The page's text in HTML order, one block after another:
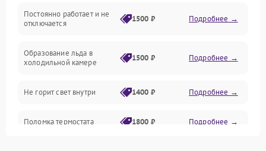
Постоянно работает и не
отключается
1500 ₽ Подробнее →
Образование льда в
холодильной камере
1500 ₽ Подробнее →
Не горит свет внутри 1400 ₽ Подробнее →
Поломка термостата 1800 ₽ Подробнее →